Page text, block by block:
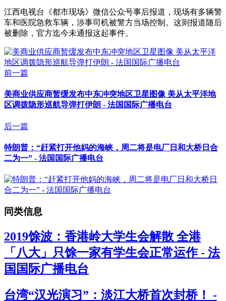
江西电视台《都市现场》微信公众号事后报道，现场有多辆警
车和医院急救车辆，涉事司机被警方当场控制。这则报道随后
被删除，官方迄今未通报这起事件。
前一篇
美商业供应商暂缓发布中东冲突地区卫星图像 美从太平洋地
区调拨隐形巡航导弹打伊朗 - 法国国际广播电台
后一篇
特朗普：“赶紧打开他妈的海峡，周二将是电厂日和大桥日合
二为一” - 法国国际广播电台
同类信息
2019馀波：香港岭大学生会解散 全港
「八大」只馀一家有学生会正常运作 - 法
国国际广播电台
台湾“汉光演习”：淡江大桥首次封桥！ -